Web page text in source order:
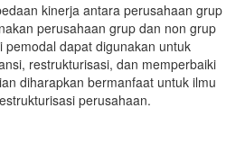
kinerja antara perusahaan grup
perusahaan grup dan non grup
dapat digunakan untuk
restrukturisasi, dan memperbaiki
diharapkan bermanfaat untuk ilmu
perusahaan.